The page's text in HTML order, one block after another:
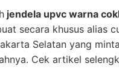
jendela upvc warna
secara khusus alias
Selatan yang
Cek artikel